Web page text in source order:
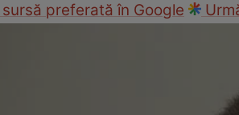
preferată în Google